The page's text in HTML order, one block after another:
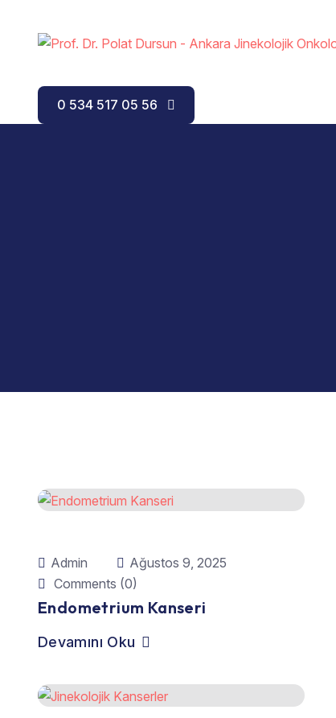
0 534 517 05 56
Admin
Ağustos 9, 2025
Comments (0)
Endometrium Kanseri
Devamını Oku